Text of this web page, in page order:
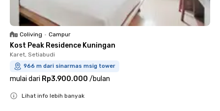
Coliving • Campur
Kost Peak Residence Kuningan
Karet, Setiabudi
966 m dari sinarmas msig tower
mulai dari Rp3.900.000 /bulan
Lihat info lebih banyak